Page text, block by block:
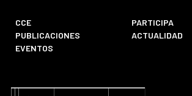
CCE
PARTICIPA
PUBLICACIONES
ACTUALIDAD
EVENTOS